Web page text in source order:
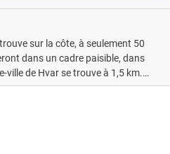
sur la côte, à seulement 50
dans un cadre paisible, dans
ville de Hvar se trouve à 1,5 km.
est le lieu idéal pour un séjour
quiétude.Construite